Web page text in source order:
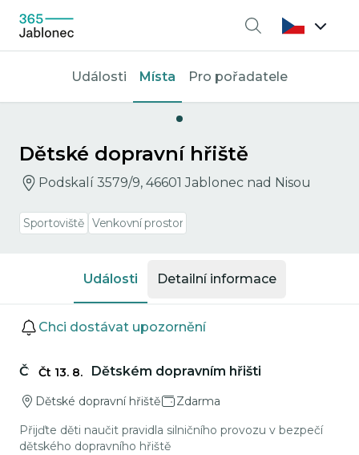
Vyhledávání
Události Místa Pro pořadatele
Dětské dopravní hřiště
Podskalí 3579/9, 46601 Jablonec nad Nisou
Sportoviště Venkovní prostor
Události Detailní informace
Události
Chci dostávat upozornění
Čtvrtek na Dětském dopravním hřišti
Dětské dopravní hřiště
Zdarma
Přijďte děti naučit pravidla silničního provozu v bezpečí
dětského dopravního hřiště
Čt 13. 8.